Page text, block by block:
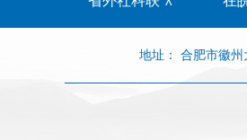
^
地址： 合肥市徽